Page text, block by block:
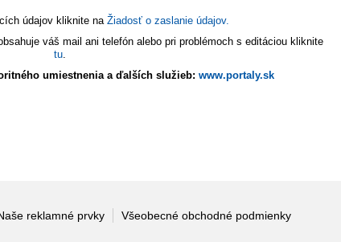
údajov kliknite na Žiadosť o zaslanie údajov.
váš mail ani telefón alebo pri problémoch s editáciou kliknite
tu.
umiestnenia a ďalších služieb: www.portaly.sk
reklamné prvky Všeobecné obchodné podmienky